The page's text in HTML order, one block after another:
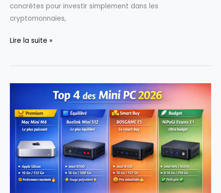
concrètes pour investir simplement dans les
cryptomonnaies,
Investir
dans
cryptomonnaies
stratégies
concrètes
selon
votre
profil
Lire la suite »